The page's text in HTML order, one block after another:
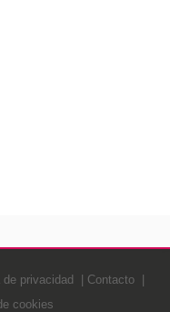
privacidad
Contacto
cookies